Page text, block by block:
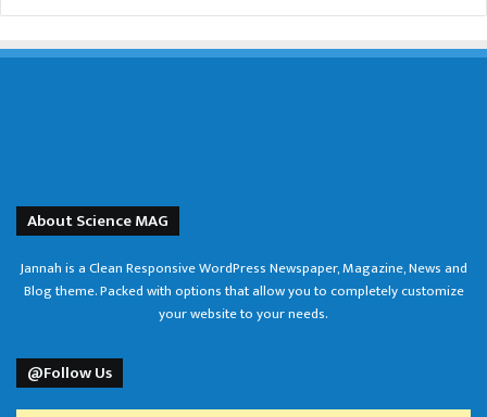
About Science MAG
Jannah is a Clean Responsive WordPress Newspaper, Magazine, News and
Blog theme. Packed with options that allow you to completely customize
your website to your needs.
@Follow Us